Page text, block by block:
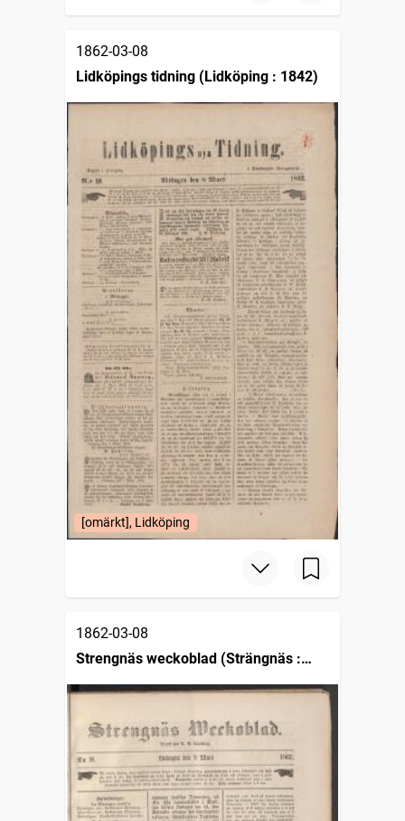
1862-03-08
Lidköpings tidning (Lidköping : 1842)
[omärkt], Lidköping
1862-03-08
Strengnäs weckoblad (Strängnäs :